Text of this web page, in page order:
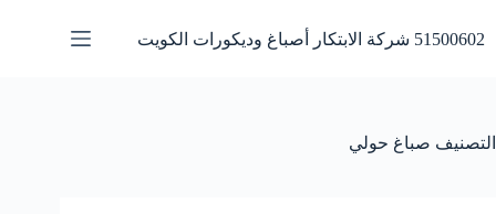
إلى
المحتوى
51500602 شركة الابتكار أصباغ وديكورات الكويت
التصنيف صباغ حولي